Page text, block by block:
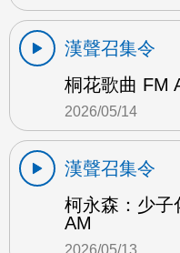
漢聲召集令
桐花歌曲 FM
2026/05/14
漢聲召集令
柯永森：少子
AM
2026/05/13